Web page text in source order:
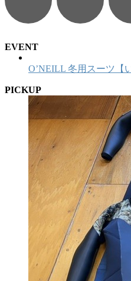
EVENT
O’NEILL 冬用スーツ【
PICKUP